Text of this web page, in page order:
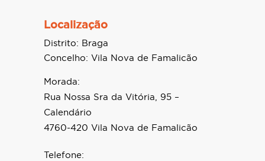
Localização
Distrito: Braga
Concelho: Vila Nova de Famalicão
Morada:
Rua Nossa Sra da Vitória, 95 –
Calendário
4760-420 Vila Nova de Famalicão
Telefone: